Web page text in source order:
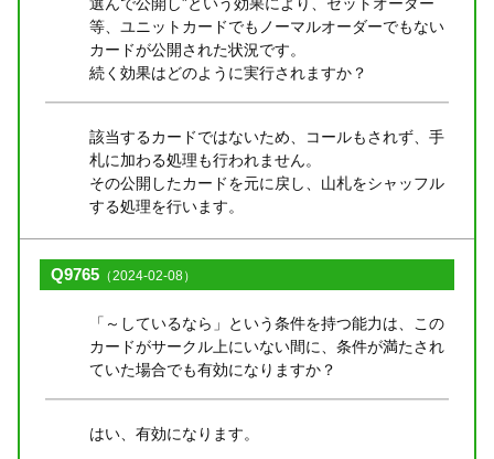
等、ユニットカードでもノーマルオーダーでもない
カードが公開された状況です。
続く効果はどのように実行されますか？
該当するカードではないため、コールもされず、手
札に加わる処理も行われません。
その公開したカードを元に戻し、山札をシャッフル
する処理を行います。
Q9765 （2024-02-08）
「～しているなら」という条件を持つ能力は、この
カードがサークル上にいない間に、条件が満たされ
ていた場合でも有効になりますか？
はい、有効になります。